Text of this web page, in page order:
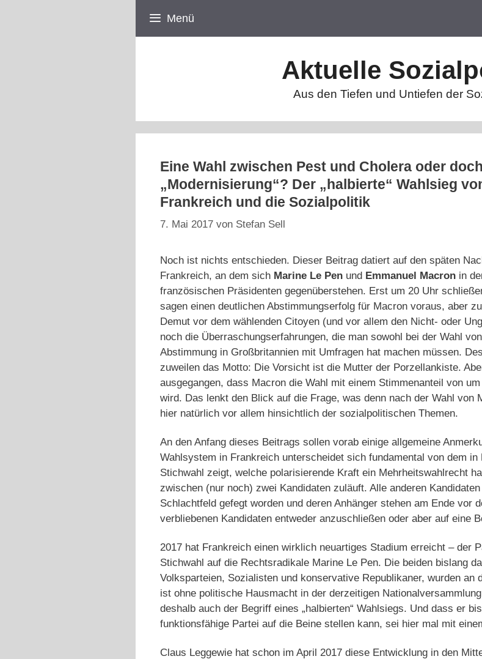
Menü
Aktuelle
Aus den Tiefen und Untiefen der
Eine Wahl zwischen Pest und Cholera oder
„Modernisierung“? Der „halbierte“ Wahlsieg
Frankreich und die Sozialpolitik
7. Mai 2017 von Stefan Sell
Noch ist nichts entschieden. Dieser Beitrag datiert auf den späten
Frankreich, an dem sich Marine Le Pen und Emmanuel Macron in
französischen Präsidenten gegenüberstehen. Erst um 20 Uhr
sagen einen deutlichen Abstimmungserfolg für Macron voraus, aber
Demut vor dem wählenden Citoyen (und vor allem den Nicht- oder
noch die Überraschungserfahrungen, die man sowohl bei der Wahl
Abstimmung in Großbritannien mit Umfragen hat machen müssen.
zuweilen das Motto: Die Vorsicht ist die Mutter der Porzellankiste.
ausgegangen, dass Macron die Wahl mit einem Stimmenanteil von
wird. Das lenkt den Blick auf die Frage, was denn nach der Wahl von
hier natürlich vor allem hinsichtlich der sozialpolitischen Themen.
An den Anfang dieses Beitrags sollen vorab einige allgemeine
Wahlsystem in Frankreich unterscheidet sich fundamental von dem
Stichwahl zeigt, welche polarisierende Kraft ein Mehrheitswahlrecht
zwischen (nur noch) zwei Kandidaten zuläuft. Alle anderen
Schlachtfeld gefegt worden und deren Anhänger stehen am Ende vor
verbliebenen Kandidaten entweder anzuschließen oder aber auf eine
2017 hat Frankreich einen wirklich neuartiges Stadium erreicht – der
Stichwahl auf die Rechtsradikale Marine Le Pen. Die beiden bislang
Volksparteien, Sozialisten und konservative Republikaner, wurden an
ist ohne politische Hausmacht in der derzeitigen
deshalb auch der Begriff eines „halbierten“ Wahlsiegs. Und dass er
funktionsfähige Partei auf die Beine stellen kann, sei hier mal mit
Claus Leggewie hat schon im April 2017 diese Entwicklung in den